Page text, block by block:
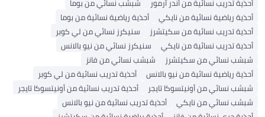
أحذية تدريب نسائية من أندر آرمور
شبشب نسائي من بوما
أحذية رياضية نسائية من نايكي
أحذية رياضية نسائية من بوما
أحذية تدريب نسائية من سكيتشرز
سنيكرز نسائي من لي كوبر
أحذية تدريب نسائية من نايكي
سنيكرز نسائي من نيو بالانس
شبشب نسائي من سكيتشرز
شبشب نسائي من فانز
أحذية رياضية نسائية من نيو بالانس
أحذية تدريب نسائية من لي كوبر
شبشب نسائي من أونيتسوكا تايجر
أحذية تدريب نسائية من أونيتسوكا تايجر
شبشب نسائي من نايكي
أحذية تدريب نسائية من نيو بالانس